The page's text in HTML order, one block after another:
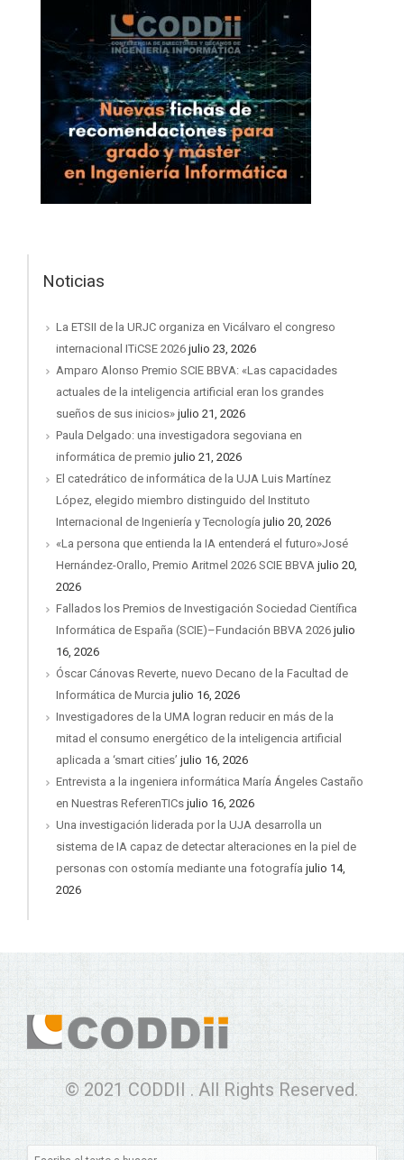
Noticias
La ETSII de la URJC organiza en Vicálvaro el congreso
internacional ITiCSE 2026 julio 23, 2026
Amparo Alonso Premio SCIE BBVA: «Las capacidades
actuales de la inteligencia artificial eran los grandes
sueños de sus inicios» julio 21, 2026
Paula Delgado: una investigadora segoviana en
informática de premio julio 21, 2026
El catedrático de informática de la UJA Luis Martínez
López, elegido miembro distinguido del Instituto
Internacional de Ingeniería y Tecnología julio 20, 2026
«La persona que entienda la IA entenderá el futuro»José
Hernández-Orallo, Premio Aritmel 2026 SCIE BBVA julio 20,
2026
Fallados los Premios de Investigación Sociedad Científica
Informática de España (SCIE)–Fundación BBVA 2026 julio
16, 2026
Óscar Cánovas Reverte, nuevo Decano de la Facultad de
Informática de Murcia julio 16, 2026
Investigadores de la UMA logran reducir en más de la
mitad el consumo energético de la inteligencia artificial
aplicada a ‘smart cities’ julio 16, 2026
Entrevista a la ingeniera informática María Ángeles Castaño
en Nuestras ReferenTICs julio 16, 2026
Una investigación liderada por la UJA desarrolla un
sistema de IA capaz de detectar alteraciones en la piel de
personas con ostomía mediante una fotografía julio 14,
2026
© 2021 CODDII . All Rights Reserved.